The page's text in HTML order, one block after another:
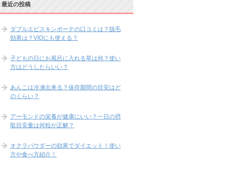
最近の投稿
ダブルエピスキンボーテの口コミは？脱毛
効果は？VIOにも使える？
子どもの日にお風呂に入れる草は何？使い
方はどうしたらいい？
あんこは冷凍出来る？保存期間の目安はど
のくらい？
アーモンドの栄養が健康にいい？一日の摂
取目安量は何粒が正解？
オクラパウダーの効果でダイエット！使い
方や食べ方紹介！